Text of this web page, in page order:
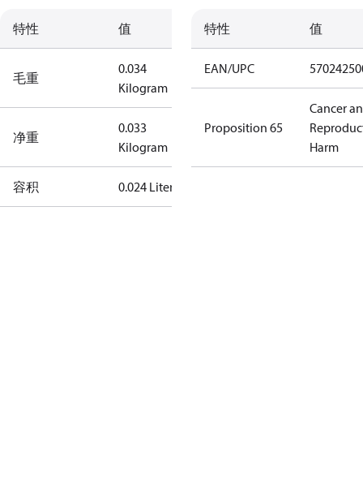
特性 值
毛重
0.034
Kilogram
净重
0.033
Kilogram
容积 0.024 Liter
特性 值
EAN/UPC
Proposition 65
Cancer
Harm